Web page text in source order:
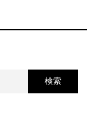
検索